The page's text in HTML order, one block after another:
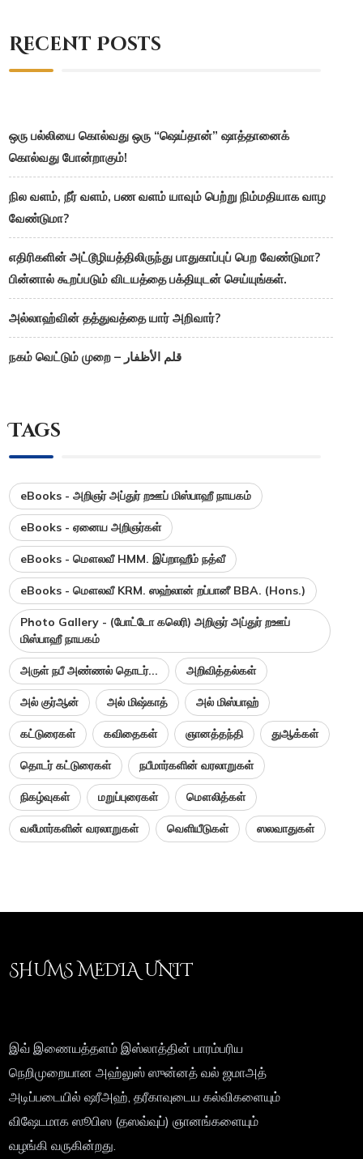
Recent Posts
ஒரு பல்லியை கொல்வது ஒரு “ஷெய்தான்” ஷாத்தானைக்
கொல்வது போன்றாகும்!
நில வளம், நீர் வளம், பண வளம் யாவும் பெற்று நிம்மதியாக வாழ
வேண்டுமா?
எதிரிகளின் அட்டூழியத்திலிருந்து பாதுகாப்புப் பெற வேண்டுமா?
பின்னால் கூறப்படும் விடயத்தை பக்தியுடன் செய்யுங்கள்.
அல்லாஹ்வின் தத்துவத்தை யார் அறிவார்?
நகம் வெட்டும் முறை – قلم الأظفار
Tags
eBooks - அறிஞர் அப்துர் றஊப் மிஸ்பாஹீ நாயகம்
eBooks - ஏனைய அறிஞர்கள்
eBooks - மௌலவீ HMM. இப்றாஹீம் நத்வீ
eBooks - மௌலவீ KRM. ஸஹ்லான் றப்பானீ BBA. (Hons.)
Photo Gallery - (போட்டோ கலெரி) அறிஞர் அப்துர் றஊப்
மிஸ்பாஹீ நாயகம்
அருள் நபீ அண்ணல் தொடர்... அறிவித்தல்கள்
அல் குர்ஆன் அல் மிஷ்காத் அல் மிஸ்பாஹ்
கட்டுரைகள் கவிதைகள் ஞானத்தந்தி துஆக்கள்
தொடர் கட்டுரைகள் நபீமார்களின் வரலாறுகள்
நிகழ்வுகள் மறுப்புரைகள் மௌலித்கள்
வலீமார்களின் வரலாறுகள் வெளியீடுகள் ஸலவாதுகள்
SHUMS MEDIA UNIT
இவ் இணையத்தளம் இஸ்லாத்தின் பாரம்பரிய
நெறிமுறையான அஹ்லுஸ் ஸுன்னத் வல் ஜமாஅத்
அடிப்படையில் ஷரீஅஹ், தரீகாவுடைய கல்விகளையும்
விஷேடமாக ஸூபிஸ (தஸவ்வுப்) ஞானங்களையும்
வழங்கி வருகின்றது.